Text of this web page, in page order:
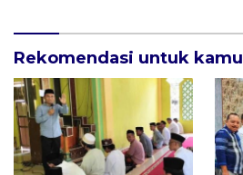
Rekomendasi untuk kamu